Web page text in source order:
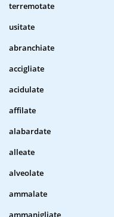
terremotate
usitate
abranchiate
accigliate
acidulate
affilate
alabardate
alleate
alveolate
ammalate
ammanigliate